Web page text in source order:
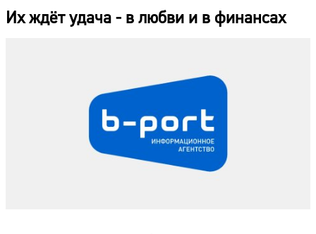
Их ждёт удача - в любви и в финансах
Курсы валют